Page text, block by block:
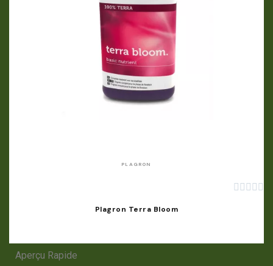
PLAGRON
    
Plagron Terra Bloom
Aperçu Rapide